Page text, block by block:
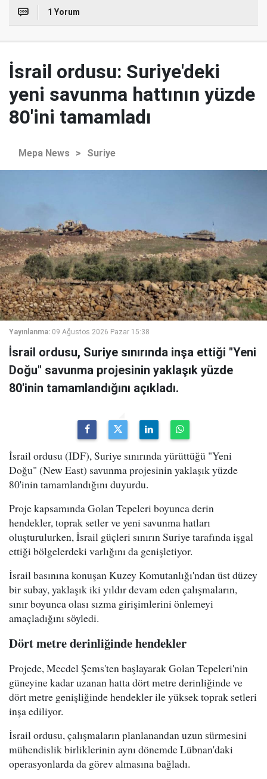
1 Yorum
İsrail ordusu: Suriye'deki
yeni savunma hattının yüzde
80'ini tamamladı
Mepa News > Suriye
Yayınlanma: 09 Ağustos 2026 Pazar 15:38
İsrail ordusu, Suriye sınırında inşa ettiği "Yeni
Doğu" savunma projesinin yaklaşık yüzde
80'inin tamamlandığını açıkladı.
İsrail ordusu (IDF), Suriye sınırında yürüttüğü "Yeni
Doğu" (New East) savunma projesinin yaklaşık yüzde
80'inin tamamlandığını duyurdu.
Proje kapsamında Golan Tepeleri boyunca derin
hendekler, toprak setler ve yeni savunma hatları
oluşturulurken, İsrail güçleri sınırın Suriye tarafında işgal
ettiği bölgelerdeki varlığını da genişletiyor.
İsrail basınına konuşan Kuzey Komutanlığı'ndan üst düzey
bir subay, yaklaşık iki yıldır devam eden çalışmaların,
sınır boyunca olası sızma girişimlerini önlemeyi
amaçladığını söyledi.
Dört metre derinliğinde hendekler
Projede, Mecdel Şems'ten başlayarak Golan Tepeleri'nin
güneyine kadar uzanan hatta dört metre derinliğinde ve
dört metre genişliğinde hendekler ile yüksek toprak setleri
inşa ediliyor.
İsrail ordusu, çalışmaların planlanandan uzun sürmesini
mühendislik birliklerinin aynı dönemde Lübnan'daki
operasyonlarda da görev almasına bağladı.